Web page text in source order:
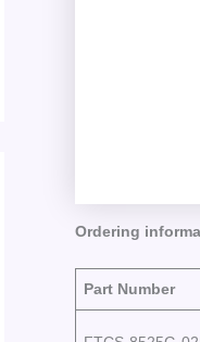
Ordering
Part Number